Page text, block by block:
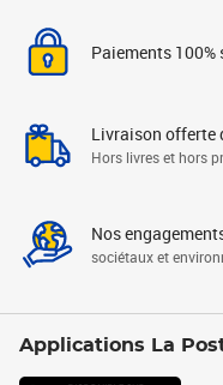
Paiements 100%
Livraison offerte
Hors livres et hors
Nos
sociétaux et
Applications La